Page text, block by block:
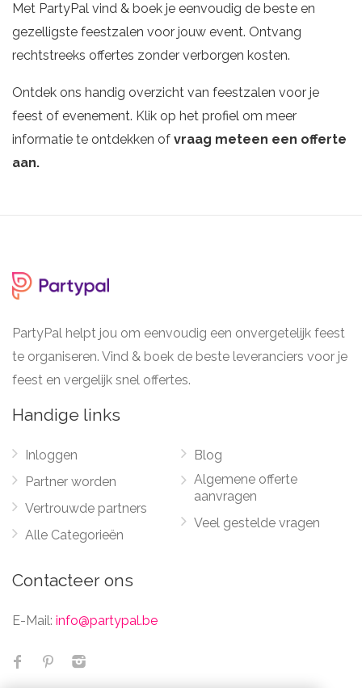
Met PartyPal vind & boek je eenvoudig de beste en
gezelligste feestzalen voor jouw event. Ontvang
rechtstreeks offertes zonder verborgen kosten.
Ontdek ons handig overzicht van feestzalen voor je
feest of evenement. Klik op het profiel om meer
informatie te ontdekken of vraag meteen een offerte
aan.
PartyPal helpt jou om eenvoudig een onvergetelijk feest
te organiseren. Vind & boek de beste leveranciers voor je
feest en vergelijk snel offertes.
Handige links
Inloggen
Partner worden
Vertrouwde partners
Alle Categorieën
Blog
Algemene offerte
aanvragen
Veel gestelde vragen
Contacteer ons
E-Mail: info@partypal.be